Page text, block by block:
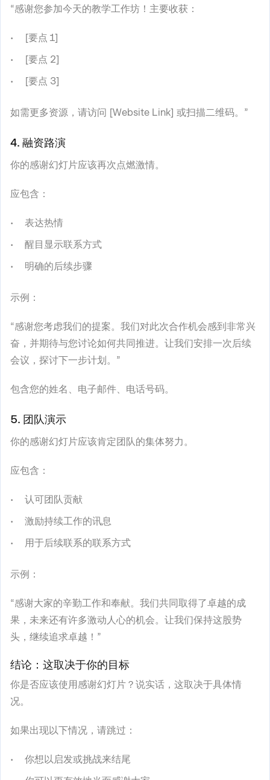
“感谢您参加今天的教学工作坊！主要收获：
[要点 1]
[要点 2]
[要点 3]
如需更多资源，请访问 [Website Link] 或扫描二维码。”
4. 融资路演
你的感谢幻灯片应该再次点燃激情。
应包含：
表达热情
醒目显示联系方式
明确的后续步骤
示例：
“感谢您考虑我们的提案。我们对此次合作机会感到非常兴
奋，并期待与您讨论如何共同推进。让我们安排一次后续
会议，探讨下一步计划。”
包含您的姓名、电子邮件、电话号码。
5. 团队演示
你的感谢幻灯片应该肯定团队的集体努力。
应包含：
认可团队贡献
激励持续工作的讯息
用于后续联系的联系方式
示例：
“感谢大家的辛勤工作和奉献。我们共同取得了卓越的成
果，未来还有许多激动人心的机会。让我们保持这股势
头，继续追求卓越！”
结论：这取决于你的目标
你是否应该使用感谢幻灯片？说实话，这取决于具体情
况。
如果出现以下情况，请跳过：
你想以启发或挑战来结尾